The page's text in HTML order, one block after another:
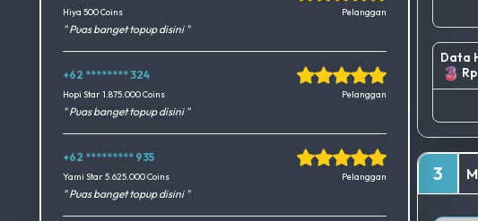
Okedimers Group INC
Hiya 500 Coins Pelanggan
" Puas banget topup disini "
+62 ******** 324
Okedimers Group INC
Hopi Star 1.875.000 Coins Pelanggan
" Puas banget topup disini "
+62 ********* 935
Okedimers Group INC
Yami Star 5.625.000 Coins Pelanggan
" Puas banget topup disini "
Data
3